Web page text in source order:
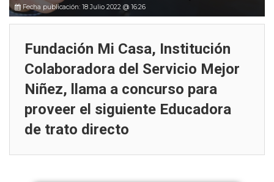
Fecha publicación: 18 Julio 2022 @ 16:26
Fundación Mi Casa, Institución
Colaboradora del Servicio Mejor
Niñez, llama a concurso para
proveer el siguiente Educadora
de trato directo